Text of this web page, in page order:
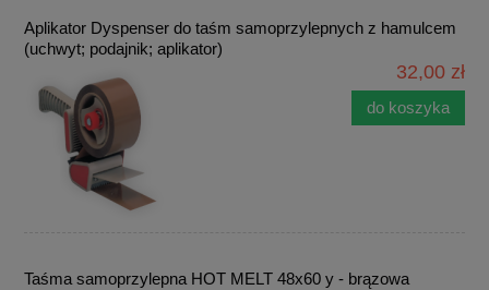
Aplikator Dyspenser do taśm samoprzylepnych z hamulcem
(uchwyt; podajnik; aplikator)
32,00 zł
do koszyka
Taśma samoprzylepna HOT MELT 48x60 y - brązowa